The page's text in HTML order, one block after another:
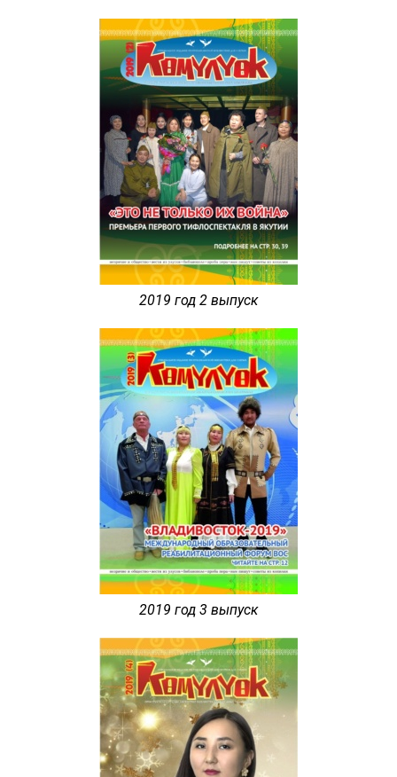
2019 год 2 выпуск
2019 год 3 выпуск